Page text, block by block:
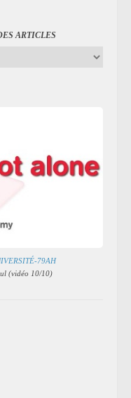
ARTICLES
79AH
(vidéo 10/10)